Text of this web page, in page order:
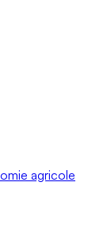
agricole